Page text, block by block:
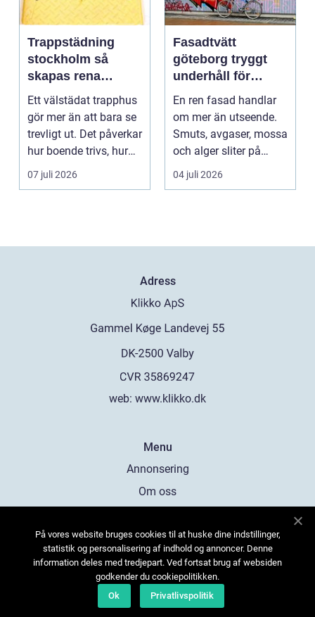
Trappstädning
stockholm så
skapas rena
trapphus som
håller över tid
Ett välstädat trapphus
gör mer än att bara se
trevligt ut. Det påverkar
hur boende trivs, hur
besöka...
07 juli 2026
Fasadtvätt
göteborg tryggt
underhåll för
hållbara fasader
En ren fasad handlar
om mer än utseende.
Smuts, avgaser, mossa
och alger sliter på
materialen och ka...
04 juli 2026
Adress
web: www.klikko.dk
Menu
Annonsering
Om oss
Kontakta oss
Sitemap
På vores website bruges cookies til at huske dine indstillinger,
statistik og personalisering af indhold og annoncer. Denne
information deles med tredjepart. Ved fortsat brug af websiden
godkender du cookiepolitikken.
Ok
Privatlivspolitik